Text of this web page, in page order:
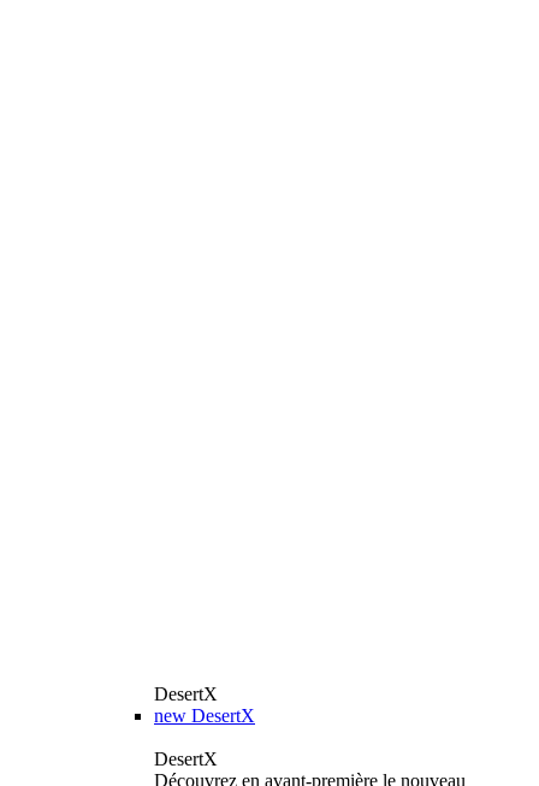
DesertX
new DesertX
DesertX
Découvrez en avant-première le nouveau